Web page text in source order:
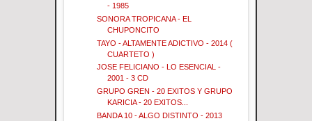
- 1985
SONORA TROPICANA - EL
CHUPONCITO
TAYO - ALTAMENTE ADICTIVO - 2014 (
CUARTETO )
JOSE FELICIANO - LO ESENCIAL -
2001 - 3 CD
GRUPO GREN - 20 EXITOS Y GRUPO
KARICIA - 20 EXITOS...
BANDA 10 - ALGO DISTINTO - 2013